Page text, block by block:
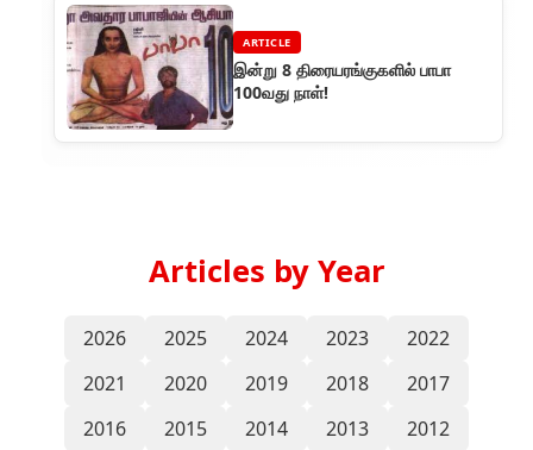
ARTICLE
இன்று 8 திரையரங்குகளில் பாபா
100வது நாள்!
Articles by Year
2026 2025 2024 2023
2022
2021
2020 2019 2018
2017
2016
2015 2014 2013
2012